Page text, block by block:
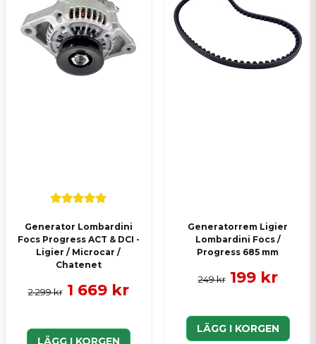
Generator Lombardini
Focs Progress ACT & DCI -
Ligier / Microcar /
Chatenet
2 299 kr 1 669 kr
LÄGG I KORGEN
Generatorrem Ligier
Lombardini Focs /
Progress 685 mm
249 kr 199 kr
LÄGG I KORGEN
Skicka en fråga